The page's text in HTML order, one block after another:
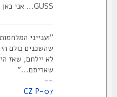
GUSS... אני כאן כדי לקרוא...
"וענייני המלחמות,
שהשכנים כולם היו
לא יילחם, שאז היו
שאריתם..."
CZ P-07